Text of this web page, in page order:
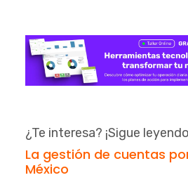
¿Te interesa? ¡Sigue
La gestión de cuentas
México